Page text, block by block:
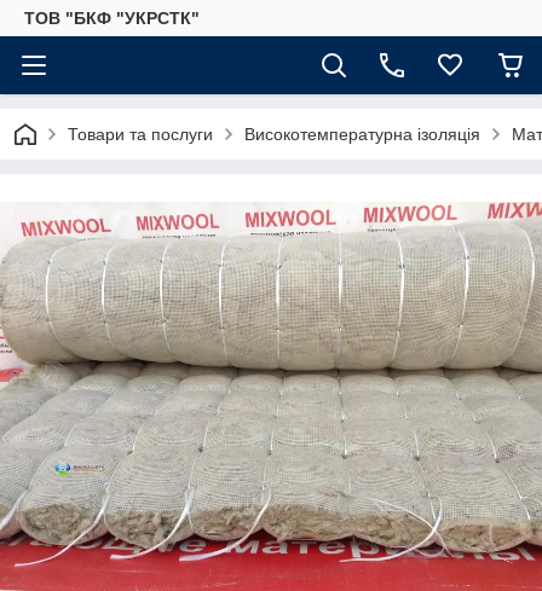
ТОВ "БКФ "УКРСТК"
Товари та послуги Високотемпературна ізоляція